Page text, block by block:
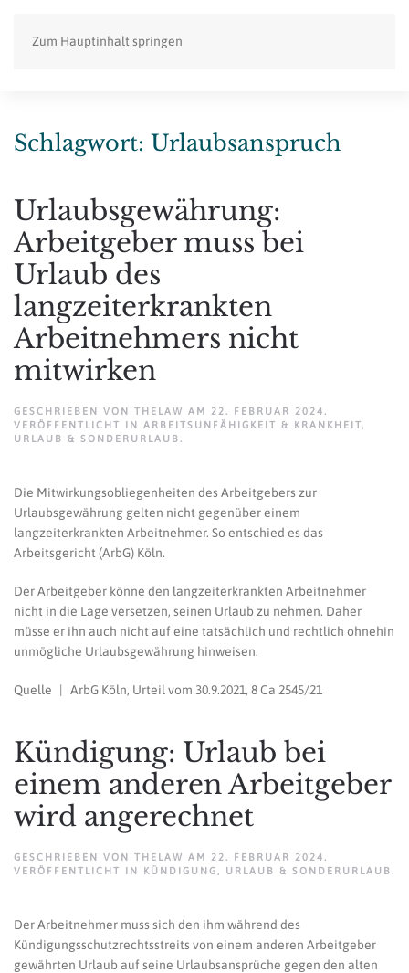
Zum Hauptinhalt springen
Schlagwort: Urlaubsanspruch
Urlaubsgewährung:
Arbeitgeber muss bei
Urlaub des
langzeiterkrankten
Arbeitnehmers nicht
mitwirken
GESCHRIEBEN VON THELAW AM 22. FEBRUAR 2024 .
VERÖFFENTLICHT IN ARBEITSUNFÄHIGKEIT & KRANKHEIT,
URLAUB & SONDERURLAUB .
Die Mitwirkungsobliegenheiten des Arbeitgebers zur
Urlaubsgewährung gelten nicht gegenüber einem
langzeiterkrankten Arbeitnehmer. So entschied es das
Arbeitsgericht (ArbG) Köln.
Der Arbeitgeber könne den langzeiterkrankten Arbeitnehmer
nicht in die Lage versetzen, seinen Urlaub zu nehmen. Daher
müsse er ihn auch nicht auf eine tatsächlich und rechtlich ohnehin
unmögliche Urlaubsgewährung hinweisen.
Quelle | ArbG Köln, Urteil vom 30.9.2021, 8 Ca 2545/21
Kündigung: Urlaub bei
einem anderen Arbeitgeber
wird angerechnet
GESCHRIEBEN VON THELAW AM 22. FEBRUAR 2024 .
VERÖFFENTLICHT IN KÜNDIGUNG , URLAUB & SONDERURLAUB .
Der Arbeitnehmer muss sich den ihm während des
Kündigungsschutzrechtsstreits von einem anderen Arbeitgeber
gewährten Urlaub auf seine Urlaubsansprüche gegen den alten